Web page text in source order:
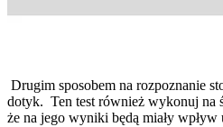
Drugim sposobem na rozpoznanie
dotyk. Ten test również wykonuj na
że na jego wyniki będą miały